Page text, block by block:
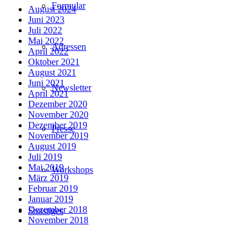
Formular
Adressen
Newsletter
Presse
Workshops
Sonstiges
August 2024
Juni 2023
Juli 2022
Mai 2022
April 2022
Oktober 2021
August 2021
Juni 2021
April 2021
Dezember 2020
November 2020
Dezember 2019
November 2019
August 2019
Juli 2019
Mai 2019
März 2019
Februar 2019
Januar 2019
Dezember 2018
November 2018